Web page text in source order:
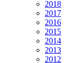
2018
2017
2016
2015
2014
2013
2012